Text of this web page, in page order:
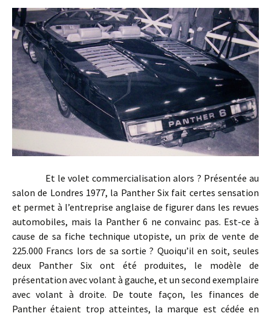
Et le volet commercialisation alors ? Présentée au
salon de Londres 1977, la Panther Six fait certes sensation
et permet à l’entreprise anglaise de figurer dans les revues
automobiles, mais la Panther 6 ne convainc pas. Est-ce à
cause de sa fiche technique utopiste, un prix de vente de
225.000 Francs lors de sa sortie ? Quoiqu’il en soit, seules
deux Panther Six ont été produites, le modèle de
présentation avec volant à gauche, et un second exemplaire
avec volant à droite. De toute façon, les finances de
Panther étaient trop atteintes, la marque est cédée en